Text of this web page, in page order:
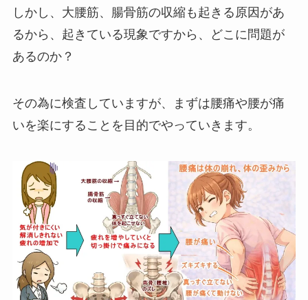
しかし、大腰筋、腸骨筋の収縮も起きる原因があ
るから、起きている現象ですから、どこに問題が
あるのか？
その為に検査していますが、まずは腰痛や腰が痛
いを楽にすることを目的でやっていきます。